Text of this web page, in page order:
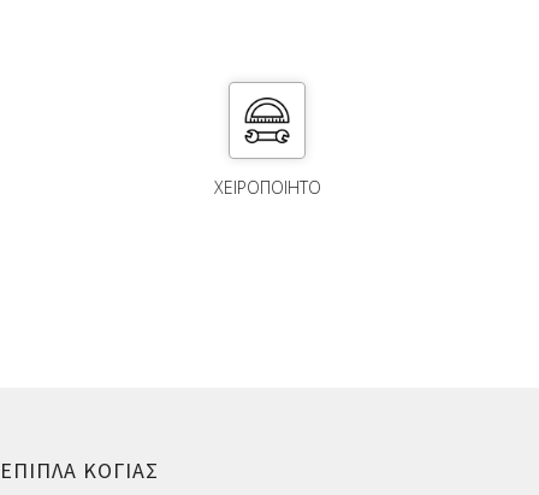
ΧΕΙΡΟΠΟΙΗΤΟ
ΕΠΙΠΛΑ ΚΟΓΙΑΣ